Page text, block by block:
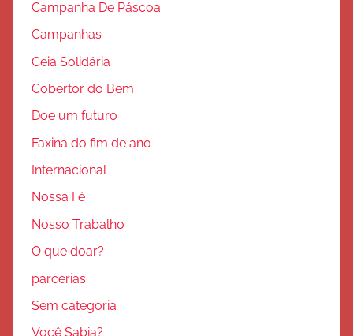
Campanha De Páscoa
Campanhas
Ceia Solidária
Cobertor do Bem
Doe um futuro
Faxina do fim de ano
Internacional
Nossa Fé
Nosso Trabalho
O que doar?
parcerias
Sem categoria
Você Sabia?